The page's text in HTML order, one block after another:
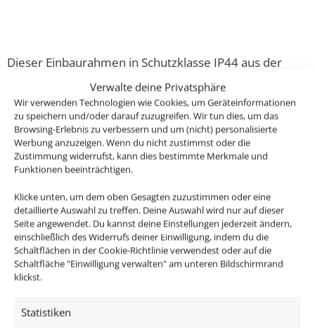
Verwalte deine Privatsphäre
Wir verwenden Technologien wie Cookies, um Geräteinformationen
zu speichern und/oder darauf zuzugreifen. Wir tun dies, um das
Browsing-Erlebnis zu verbessern und um (nicht) personalisierte
Werbung anzuzeigen. Wenn du nicht zustimmst oder die
Zustimmung widerrufst, kann dies bestimmte Merkmale und
Funktionen beeinträchtigen.
Klicke unten, um dem oben Gesagten zuzustimmen oder eine
detaillierte Auswahl zu treffen. Deine Auswahl wird nur auf dieser
Seite angewendet. Du kannst deine Einstellungen jederzeit ändern,
einschließlich des Widerrufs deiner Einwilligung, indem du die
Schaltflächen in der Cookie-Richtlinie verwendest oder auf die
Schaltfläche "Einwilligung verwalten" am unteren Bildschirmrand
klickst.
Statistiken
Dieser Einbaurahmen in Schutzklasse IP44 aus der
Forma-Inside Kollektion ist aus hochwertigstem, CNC-
gefrästen Voll-Aluminium gefertigt.
Er ist sowohl für die Deckeninstallation in
Wohnräumen, Bädern aber auch für den überdachten
Außenbereich geeignet.
Passendes Zubehör:
DALI Dimmaktor
Funkdimmer
Zigbee / Philips Hue